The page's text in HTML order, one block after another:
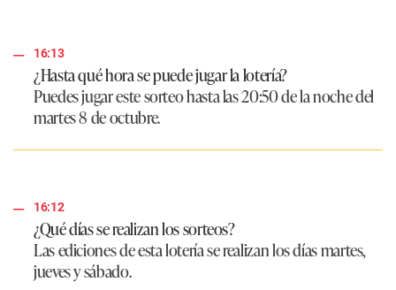
16:13
¿Hasta qué hora se puede jugar la lotería?
Puedes jugar este sorteo hasta las 20:50 de la noche del
martes 8 de octubre.
16:12
¿Qué días se realizan los sorteos?
Las ediciones de esta lotería se realizan los días martes,
jueves y sábado.